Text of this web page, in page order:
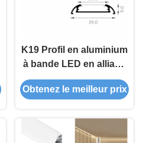
K19 Profil en aluminium
à bande LED en alliage
d'aluminium 6063
monté à la surface avec
Obtenez le meilleur prix